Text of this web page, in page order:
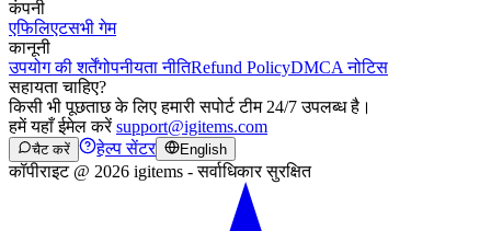
कंपनी
एफिलिएटसभी गेम
कानूनी
उपयोग की शर्तेंगोपनीयता नीतिRefund PolicyDMCA नोटिस
सहायता चाहिए?
किसी भी पूछताछ के लिए हमारी सपोर्ट टीम 24/7 उपलब्ध है।
हमें यहाँ ईमेल करेंsupport@igitems.com
चैट करें हेल्प सेंटर English
कॉपीराइट @ 2026 igitems - सर्वाधिकार सुरक्षित